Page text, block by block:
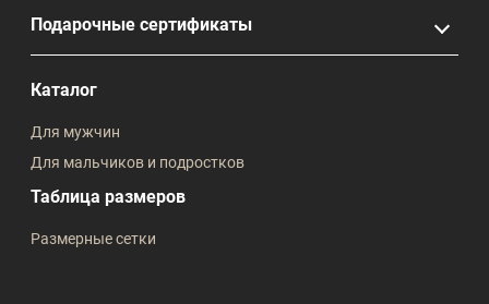
Подарочные сертификаты
Каталог
Для мужчин
Для мальчиков и подростков
Таблица размеров
Размерные сетки